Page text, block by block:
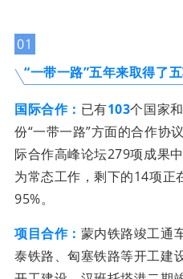
01
“一带一路”五年来取得了
国际合作： 已有103个国家
份“一带一路”方面的合作协
际合作高峰论坛279项成果
为常态工作，剩下的14项正
95%。
项目合作： 蒙内铁路竣工通
泰铁路、匈塞铁路等开工建
贸金公众号
贸金APP